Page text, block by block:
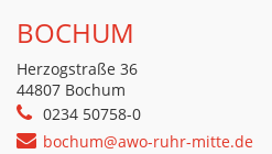
BOCHUM
Herzogstraße 36
44807 Bochum
0234 50758-0
bochum@awo-ruhr-mitte.de